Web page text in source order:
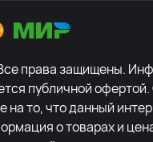
права защищены.
публичной
на то, что данный
о товарах и